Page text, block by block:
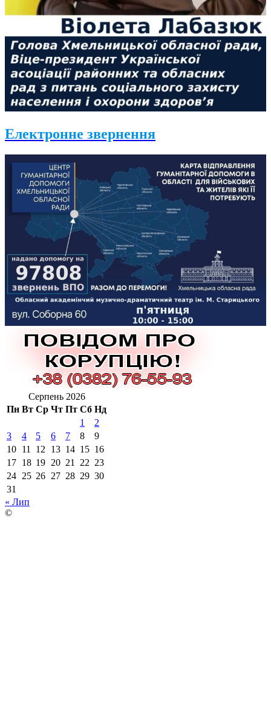
Електронне звернення
Серпень 2026
Пн Вт Ср Чт Пт Сб Нд
1
2
3
4 5 6 7 8
9
10 11 12 13 14 15 16
17 18 19 20 21 22 23
24 25 26 27 28 29 30
31
« Лип
©